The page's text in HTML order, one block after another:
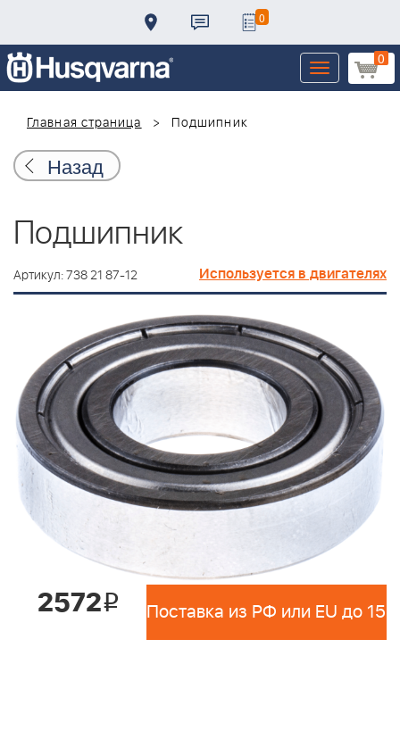
0
0
Toggle
navigation
Главная страница
Подшипник
Назад
Подшипник
Артикул: 738 21 87-12 Используется в двигателях
2572i